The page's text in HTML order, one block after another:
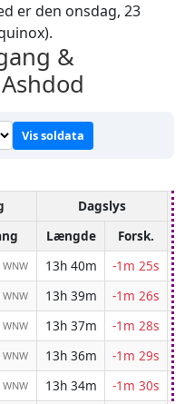
er den onsdag, 23
&
Vis soldata
Dagslys
Længde
Forsk.
WNW 13h 40m
-1m 25s
WNW 13h 39m
-1m 26s
WNW 13h 37m
-1m 28s
WNW 13h 36m
-1m 29s
WNW 13h 34m
-1m 30s